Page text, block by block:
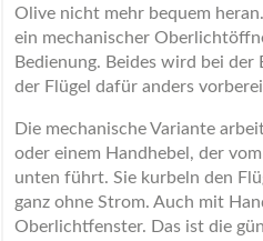
Olive nicht mehr bequem
ein mechanischer
Bedienung. Beides wird bei der
der Flügel dafür anders
Die mechanische Variante
oder einem Handhebel, der
unten führt. Sie kurbeln den
ganz ohne Strom. Auch mit
Oberlichtfenster. Das ist die